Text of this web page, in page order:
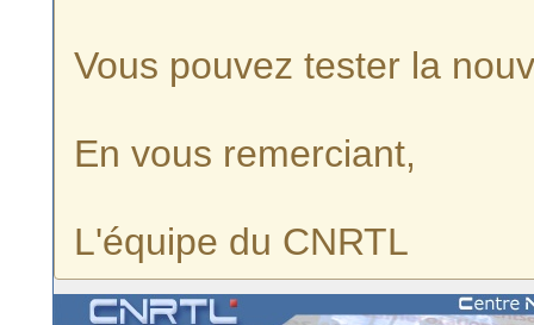
Vous pouvez tester la
En vous remerciant,
L'équipe du CNRTL